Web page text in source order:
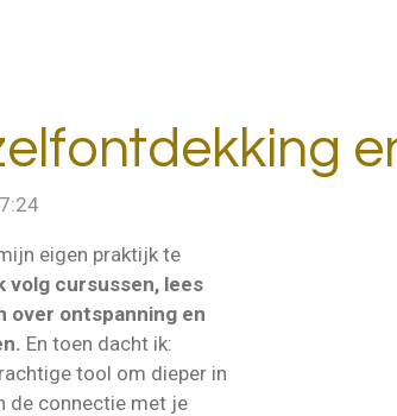
eigen praktijk te
volg cursussen, lees
over ontspanning en
En toen dacht ik:
tool om dieper in
de connectie met je